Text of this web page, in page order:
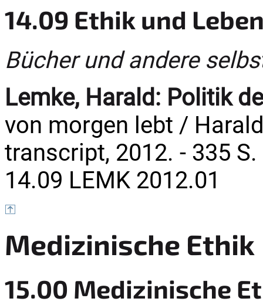
14.09 Ethik und
Bücher und andere
Lemke, Harald: Politik
von morgen lebt /
transcript, 2012. - 335 S.
14.09 LEMK 2012.01
Medizinische Ethik
15.00 Medizinische